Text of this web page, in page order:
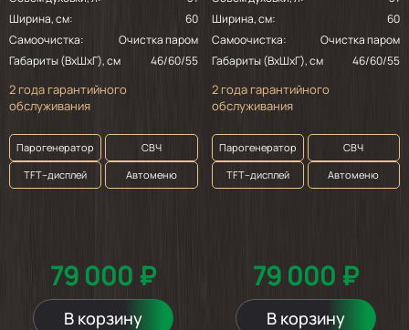
Ширина, см:
60
Самоочистка:
Очистка паром
Габариты (ВхШхГ), см
46/60/55
2 года гарантийного
обслуживания
Парогенератор
СВЧ
TFT–дисплей
Автоменю
79 000 ₽
В корзину
Ширина, см:
60
Самоочистка:
Очистка паром
Габариты (ВхШхГ), см
46/60/55
2 года гарантийного
обслуживания
Парогенератор
СВЧ
TFT–дисплей
Автоменю
79 000 ₽
В корзину